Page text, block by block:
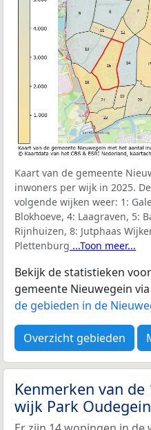
Kaart van de gemeente
inwoners per wijk in 2025.
volgende wijken weer: 1:
Blokhoeve, 4: Laagraven, 5:
Rijnhuizen, 8: Jutphaas
Plettenburg ...Toon meer...
Bekijk de statistieken
gemeente Nieuwegein
de gebieden in de
Overzicht gebieden
Kenmerken van
wijk Park Oudegein